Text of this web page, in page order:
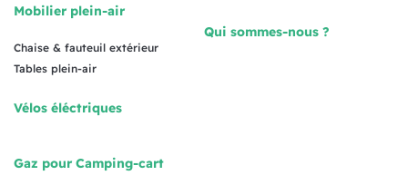
Mobilier plein-air
Chaise & fauteuil extérieur
Tables plein-air
Vélos éléctriques
Gaz pour Camping-cart
Qui sommes-nous ?